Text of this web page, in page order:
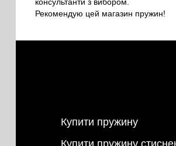
консультанти з вибором.
Рекомендую цей магазин пружин!
Купити пружину